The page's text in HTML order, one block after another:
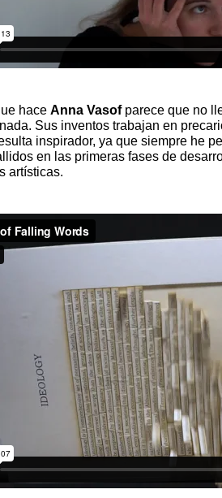
hace Anna Vasofparece que no
Sus inventos trabajan en
inspirador, ya que siempre he
en las primeras fases de
artísticas.